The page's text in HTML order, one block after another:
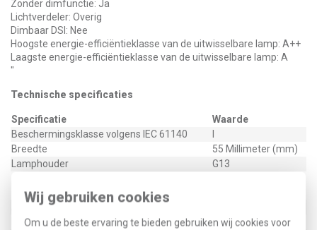
Wij gebruiken cookies
Om u de beste ervaring te bieden gebruiken wij cookies voor
Zonder dimfunctie: Ja
Lichtverdeler: Overig
Dimbaar DSI: Nee
Hoogste energie-efficiëntieklasse van de uitwisselbare lamp: A++
Laagste energie-efficiëntieklasse van de uitwisselbare lamp: A
"
Technische specificaties
Specificatie
Waarde
Beschermingsklasse volgens IEC 61140
Breedte
55 Millimeter (mm)
Lamphouder
G13
Aansluitwijze
Kleur behuizing
Wit